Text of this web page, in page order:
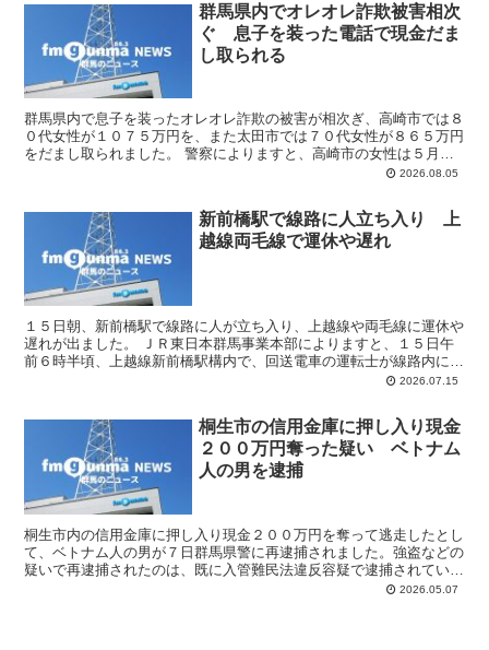
群馬県内でオレオレ詐欺被害相次
ぐ 息子を装った電話で現金だま
し取られる
群馬県内で息子を装ったオレオレ詐欺の被害が相次ぎ、高崎市では８
０代女性が１０７５万円を、また太田市では７０代女性が８６５万円
をだまし取られました。 警察によりますと、高崎市の女性は５月か
ら６月にかけて息子を装った男からの電話で「株を買って２...2026.08.05
新前橋駅で線路に人立ち入り 上
越線両毛線で運休や遅れ
１５日朝、新前橋駅で線路に人が立ち入り、上越線や両毛線に運休や
遅れが出ました。 ＪＲ東日本群馬事業本部によりますと、１５日午
前６時半頃、上越線新前橋駅構内で、回送電車の運転士が線路内に複
数の人が立ち入っているのを発見しました。このため、上越...2026.07.15
桐生市の信用金庫に押し入り現金
２００万円奪った疑い ベトナム
人の男を逮捕
桐生市内の信用金庫に押し入り現金２００万円を奪って逃走したとし
て、ベトナム人の男が７日群馬県警に再逮捕されました。強盗などの
疑いで再逮捕されたのは、既に入管難民法違反容疑で逮捕されている
桐生市に住むベトナム国籍の男（３５歳）です。 県警捜査...2026.05.07